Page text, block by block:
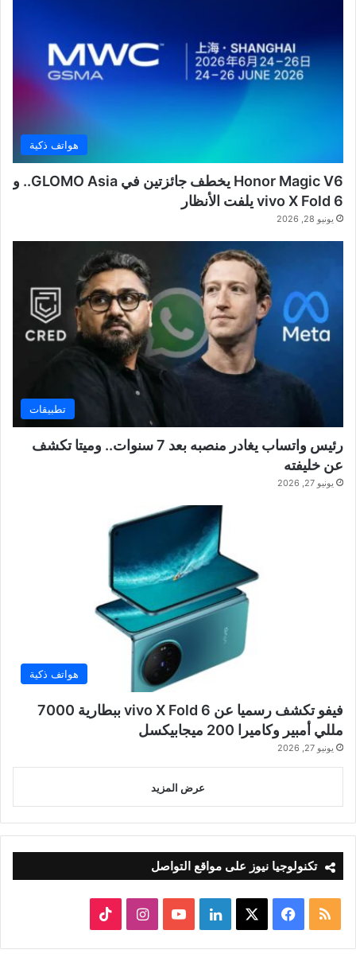
هواتف ذكية
Honor Magic V6 يخطف جائزتين في GLOMO Asia.. و
vivo X Fold 6 يلفت الأنظار
يونيو 28, 2026
تطبيقات
رئيس واتساب يغادر منصبه بعد 7 سنوات.. وميتا تكشف
عن خليفته
يونيو 27, 2026
هواتف ذكية
فيفو تكشف رسميا عن vivo X Fold 6 ببطارية 7000
مللي أمبير وكاميرا 200 ميجابيكسل
يونيو 27, 2026
عرض المزيد
تكنولوجيا نيوز على مواقع التواصل
ملخص
الموقع
فيسبوك لينكدإن‫YouTubeانستقرام